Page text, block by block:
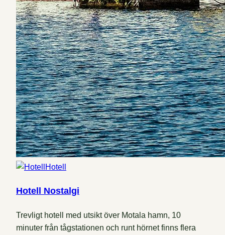
Hotell
Hotell Nostalgi
Trevligt hotell med utsikt över Motala hamn, 10
minuter från tågstationen och runt hörnet finns flera